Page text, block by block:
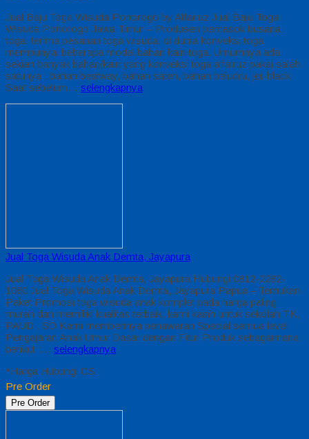
Jual Baju Toga Wisuda Ponorogo by Alfairuz Jual Baju Toga
Wisuda Ponorogo Jawa Timur – Produsen pemasok busana
toga. terima pesanan toga wisuda, di dunia konveksi toga
mempunyai beberapa model bahan kain toga. Umumnya ada
sekian banyak bahan/kain yang konveksi toga alfairuz pakai salah
satunya : bahan bestway, bahan saten, bahan beludru, jet-black.
Saat sebelum… selengkapnya
Jual Toga Wisuda Anak Demta, Jayapura
Jual Toga Wisuda Anak Demta, Jayapura Hubungi 0812-2282-
1060 Jual Toga Wisuda Anak Demta, Jayapura Papua – Temukan
Paket Promosi toga wisuda anak komplet pada harga paling
murah dan memiliki kualitas terbaik, kami kasih untuk sekolah TK,
PAUD , SD Kami memberinya penawaran Special semua level
Pengajaran Anak Umur Dasar dengan Fitur Produk sebagaimana
berikut :… selengkapnya
*Harga Hubungi CS
Pre Order
Pre Order